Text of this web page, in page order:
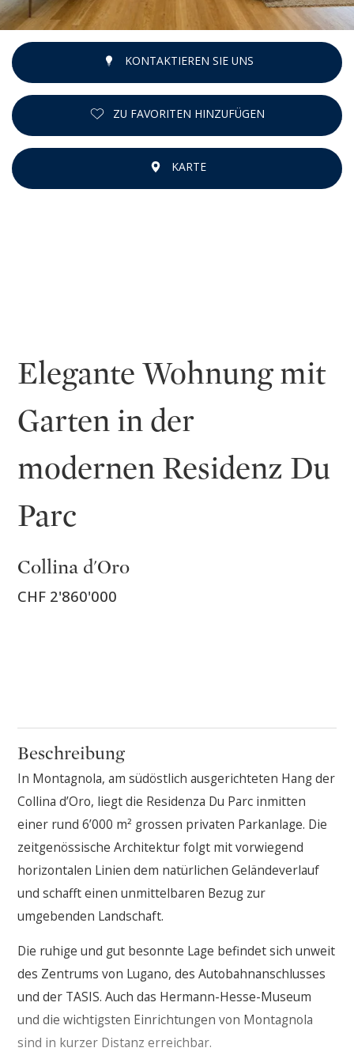
KONTAKTIEREN SIE UNS
ZU FAVORITEN HINZUFÜGEN
KARTE
Elegante Wohnung mit
Garten in der
modernen Residenz Du
Parc
Collina d'Oro
CHF 2'860'000
Beschreibung
In Montagnola, am südöstlich ausgerichteten Hang der
Collina d’Oro, liegt die Residenza Du Parc inmitten
einer rund 6’000 m² grossen privaten Parkanlage. Die
zeitgenössische Architektur folgt mit vorwiegend
horizontalen Linien dem natürlichen Geländeverlauf
und schafft einen unmittelbaren Bezug zur
umgebenden Landschaft.
Die ruhige und gut besonnte Lage befindet sich unweit
des Zentrums von Lugano, des Autobahnanschlusses
und der TASIS. Auch das Hermann-Hesse-Museum
und die wichtigsten Einrichtungen von Montagnola
sind in kurzer Distanz erreichbar.